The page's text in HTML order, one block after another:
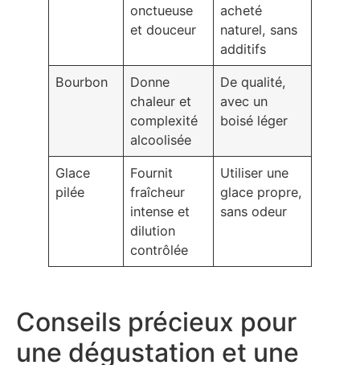
onctueuse
et douceur
acheté
naturel, sans
additifs
Bourbon
Donne
chaleur et
complexité
alcoolisée
De qualité,
avec un
boisé léger
Glace
pilée
Fournit
fraîcheur
intense et
dilution
contrôlée
Utiliser une
glace propre,
sans odeur
Conseils précieux pour
une dégustation et une